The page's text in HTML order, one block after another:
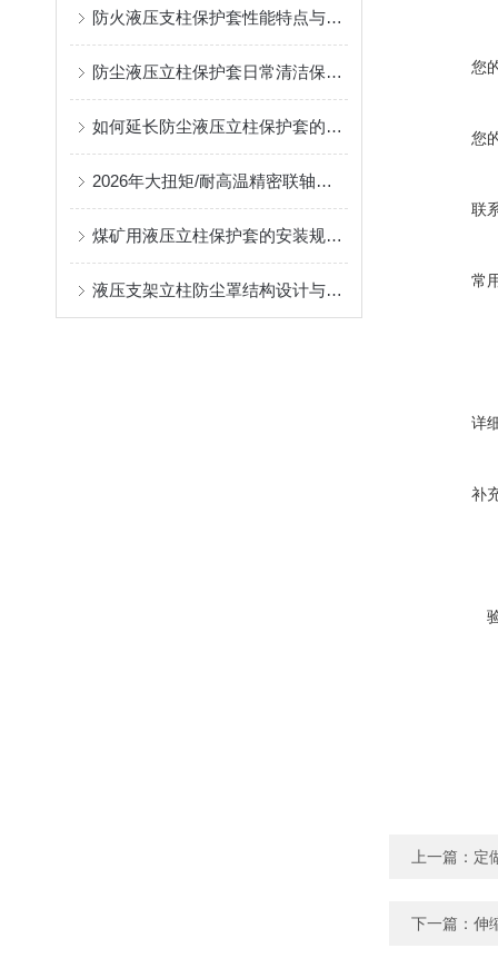
防火液压支柱保护套性能特点与阻燃防护应用
防尘液压立柱保护套日常清洁保养与更换规范
如何延长防尘液压立柱保护套的使用寿命？
2026年大扭矩/耐高温精密联轴器定制找哪家？能实现精准定制的优质厂家盘点
煤矿用液压立柱保护套的安装规范与使用寿命提升方案
液压支架立柱防尘罩结构设计与密封防护原理
您
您
联
常
详
补
上一篇： 定
下一篇： 伸